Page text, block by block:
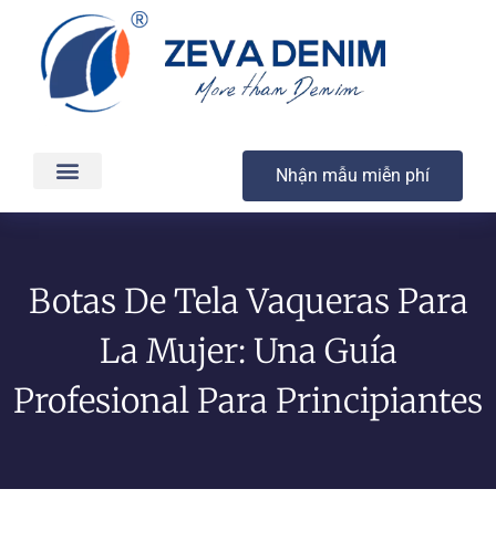
Nhận mẫu miễn phí
Botas De Tela Vaqueras Para
La Mujer: Una Guía
Profesional Para Principiantes